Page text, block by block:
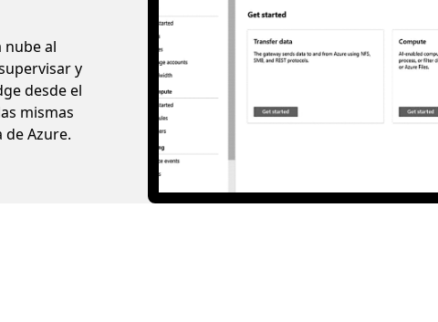
nube al
y
desde el
mismas
Azure.